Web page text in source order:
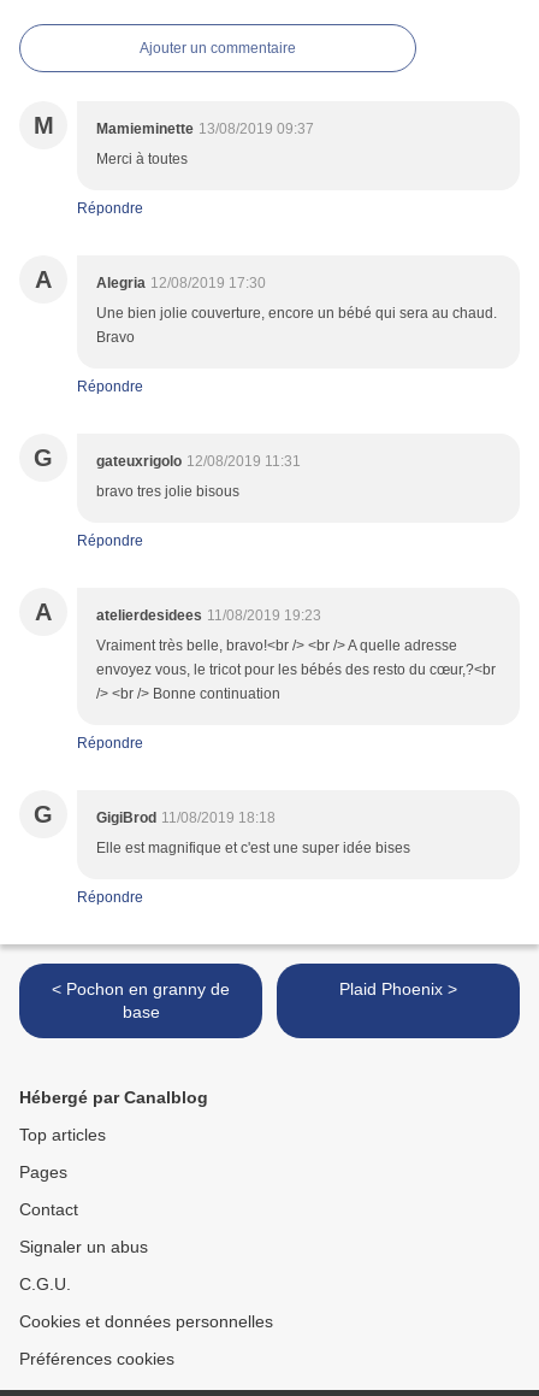
Ajouter un commentaire
M Mamieminette 13/08/2019 09:37
Merci à toutes
Répondre
A Alegria 12/08/2019 17:30
Une bien jolie couverture, encore un bébé qui sera au chaud.
Bravo
Répondre
G gateuxrigolo 12/08/2019 11:31
bravo tres jolie bisous
Répondre
A atelierdesidees 11/08/2019 19:23
Vraiment très belle, bravo!<br /> <br /> A quelle adresse
envoyez vous, le tricot pour les bébés des resto du cœur,?<br
/> <br /> Bonne continuation
Répondre
G GigiBrod 11/08/2019 18:18
Elle est magnifique et c'est une super idée bises
Répondre
< Pochon en granny de
base
Plaid Phoenix >
Hébergé par Canalblog
Top articles
Pages
Contact
Signaler un abus
C.G.U.
Cookies et données personnelles
Préférences cookies